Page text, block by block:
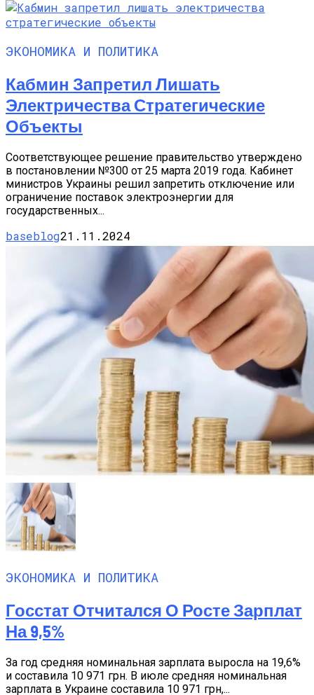
ЭКОНОМИКА И ПОЛИТИКА
Кабмин Запретил Лишать
Электричества Стратегические
Объекты
Соответствующее решение правительство утверждено
в постановлении №300 от 25 марта 2019 года. Кабинет
министров Украины решил запретить отключение или
ограничение поставок электроэнергии для
государственных...
baseblog21.11.2024
ЭКОНОМИКА И ПОЛИТИКА
Госстат Отчитался О Росте Зарплат
На 9,5%
За год средняя номинальная зарплата выросла на 19,6%
и составила 10 971 грн. В июле средняя номинальная
зарплата в Украине составила 10 971 грн,...